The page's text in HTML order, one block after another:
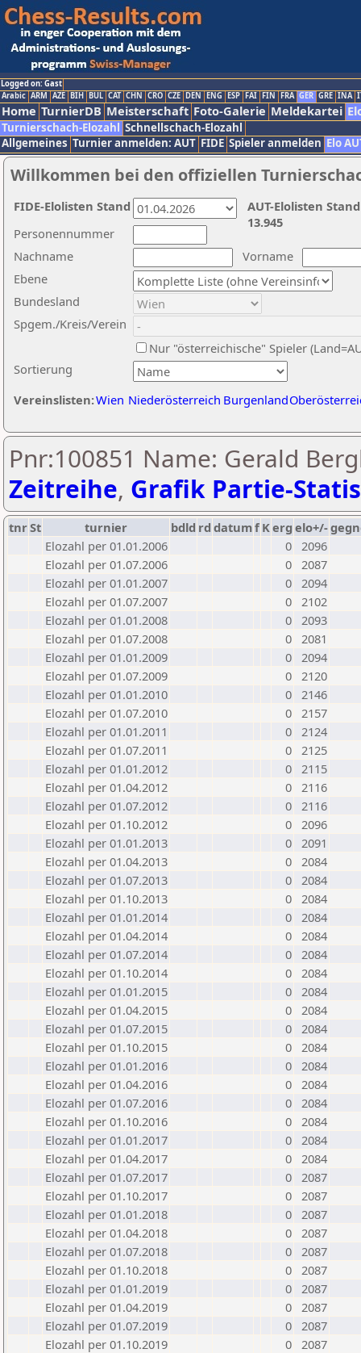
Logged on: Gast
Arabic ARM AZE BIH BUL CAT CHN CRO CZE DEN ENG ESP FAI FIN FRA GER GRE INA
Home TurnierDB Meisterschaft Foto-Galerie Meldekartei
Turnierschach-Elozahl Schnellschach-Elozahl
Allgemeines Turnier anmelden: AUT FIDE Spieler anmelden Elo
Willkommen bei den offiziellen
Nachname
Vorname
Ebene
Sortierung
Personennummer
Bundesland
Spgem./Kreis/Verein
Nur "österreichische" Spieler
Vereinslisten:Wien Niederösterreich Burgenland
AUT-Elolisten
13.945
FIDE-Elolisten Stand
Pnr:100851 Name: Gerald
Zeitreihe, Grafik Partie-
tnrSt turnier bdld rd datumf Kerg elo+/-
Elozahl per 01.01.2006
0 2096
Elozahl per 01.07.2006
0 2087
Elozahl per 01.01.2007
0 2094
Elozahl per 01.07.2007
0 2102
Elozahl per 01.01.2008
0 2093
Elozahl per 01.07.2008
0 2081
Elozahl per 01.01.2009
0 2094
Elozahl per 01.07.2009
0 2120
Elozahl per 01.01.2010
0 2146
Elozahl per 01.07.2010
0 2157
Elozahl per 01.01.2011
0 2124
Elozahl per 01.07.2011
0 2125
Elozahl per 01.01.2012
0 2115
Elozahl per 01.04.2012
0 2116
Elozahl per 01.07.2012
0 2116
Elozahl per 01.10.2012
0 2096
Elozahl per 01.01.2013
0 2091
Elozahl per 01.04.2013
0 2084
Elozahl per 01.07.2013
0 2084
Elozahl per 01.10.2013
0 2084
Elozahl per 01.01.2014
0 2084
Elozahl per 01.04.2014
0 2084
Elozahl per 01.07.2014
0 2084
Elozahl per 01.10.2014
0 2084
Elozahl per 01.01.2015
0 2084
Elozahl per 01.04.2015
0 2084
Elozahl per 01.07.2015
0 2084
Elozahl per 01.10.2015
0 2084
Elozahl per 01.01.2016
0 2084
Elozahl per 01.04.2016
0 2084
Elozahl per 01.07.2016
0 2084
Elozahl per 01.10.2016
0 2084
Elozahl per 01.01.2017
0 2084
Elozahl per 01.04.2017
0 2084
Elozahl per 01.07.2017
0 2087
Elozahl per 01.10.2017
0 2087
Elozahl per 01.01.2018
0 2087
Elozahl per 01.04.2018
0 2087
Elozahl per 01.07.2018
0 2087
Elozahl per 01.10.2018
0 2087
Elozahl per 01.01.2019
0 2087
Elozahl per 01.04.2019
0 2087
Elozahl per 01.07.2019
0 2087
Elozahl per 01.10.2019
0 2087